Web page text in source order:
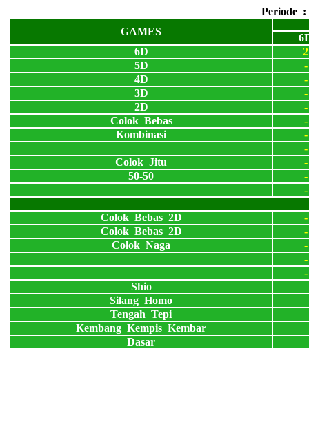
Periode
GAMES
6D
2
5D
-
4D
-
3D
-
2D
-
Colok Bebas
-
Kombinasi
-
-
Colok Jitu
-
50-50
-
-
Colok Bebas 2D
-
Colok Bebas 2D
-
Colok Naga
-
-
-
Shio
Silang Homo
Tengah Tepi
Kembang Kempis Kembar
Dasar